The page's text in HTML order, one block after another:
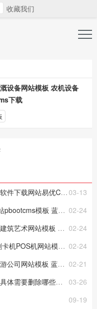
收藏我们
设备网站模板 农机设备
下载
03-13
站易优CMS模板下载
02-24
色律师公证网站源码下载
02-24
花卉园艺网站源码下载
02-24
板 无线支付设备网站源码
02-21
宽屏旅行社网站源码下载
03-26
要删除哪些文件？
09-19